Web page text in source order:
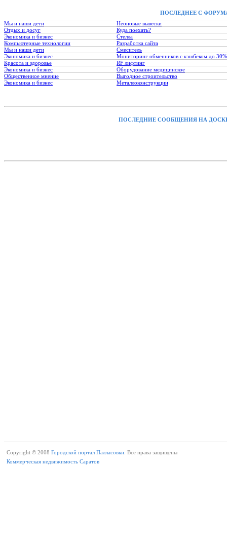
ПОСЛЕДНЕЕ С
Мы и наши дети
Неоновые вывески
Отдых и досуг
Куда поехать?
Экономика и бизнес
Стелла
Компьютерные технологии
Разработка сайта
Мы и наши дети
Смеситель
Экономика и бизнес
Мониторинг обменников с кэшбеком до 30%
Красота и здоровье
RF лифтинг
Экономика и бизнес
Оборудование медицинское
Общественное мнение
Выгодное строительство
Экономика и бизнес
Металлоконструкции
ПОСЛЕДНИЕ СООБЩЕНИЯ НА
Copyright © 2008 Городской портал Палласовки. Все права защищены
Коммерческая недвижимость Саратов